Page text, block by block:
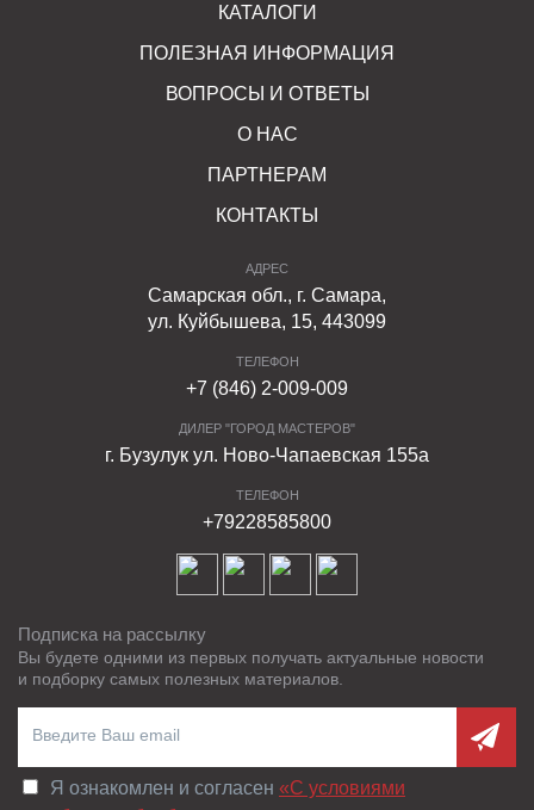
КАТАЛОГИ
ПОЛЕЗНАЯ ИНФОРМАЦИЯ
ВОПРОСЫ И ОТВЕТЫ
О НАС
ПАРТНЕРАМ
КОНТАКТЫ
АДРЕС
Самарская обл., г. Самара,
ул. Куйбышева, 15, 443099
ТЕЛЕФОН
+7 (846) 2-009-009
ДИЛЕР "ГОРОД МАСТЕРОВ"
г. Бузулук ул. Ново-Чапаевская 155а
ТЕЛЕФОН
+79228585800
Подписка на рассылку
Вы будете одними из первых получать актуальные новости
и подборку самых полезных материалов.
Я ознакомлен и согласен «C условиями